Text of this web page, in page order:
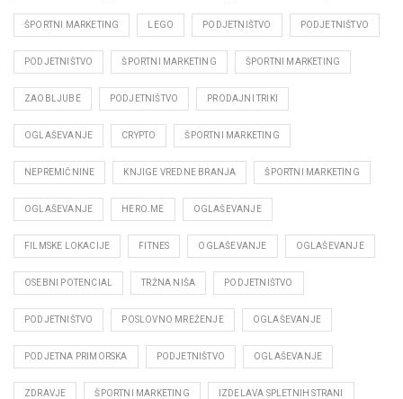
ŠPORTNI MARKETING LEGO PODJETNIŠTVO PODJETNIŠTVO
PODJETNIŠTVO ŠPORTNI MARKETING ŠPORTNI MARKETING
ZAOBLJUBE PODJETNIŠTVO PRODAJNI TRIKI
OGLAŠEVANJE CRYPTO ŠPORTNI MARKETING
NEPREMIČNINE KNJIGE VREDNE BRANJA ŠPORTNI MARKETING
OGLAŠEVANJE HERO.ME OGLAŠEVANJE
FILMSKE LOKACIJE FITNES OGLAŠEVANJE OGLAŠEVANJE
OSEBNI POTENCIAL TRŽNA NIŠA PODJETNIŠTVO
PODJETNIŠTVO POSLOVNO MREŽENJE OGLAŠEVANJE
PODJETNA PRIMORSKA PODJETNIŠTVO OGLAŠEVANJE
ZDRAVJE ŠPORTNI MARKETING IZDELAVA SPLETNIH STRANI